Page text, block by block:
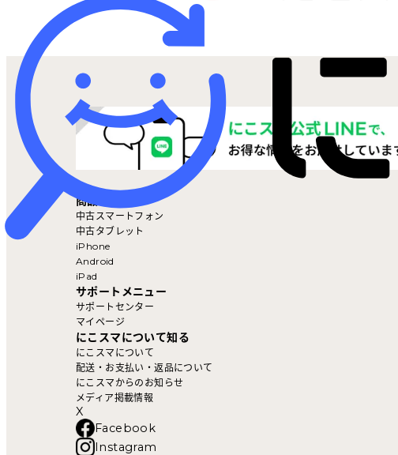
ニュース
にこスマ通信
マイページ
商品を探す
中古スマートフォン
中古タブレット
iPhone
Android
iPad
サポートメニュー
サポートセンター
マイページ
にこスマについて知る
にこスマについて
配送・お支払い・返品について
にこスマからのお知らせ
メディア掲載情報
X
Facebook
Instagram